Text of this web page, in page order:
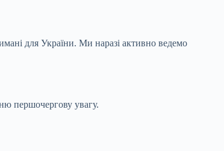
для України. Ми наразі активно ведемо
першочергову увагу.